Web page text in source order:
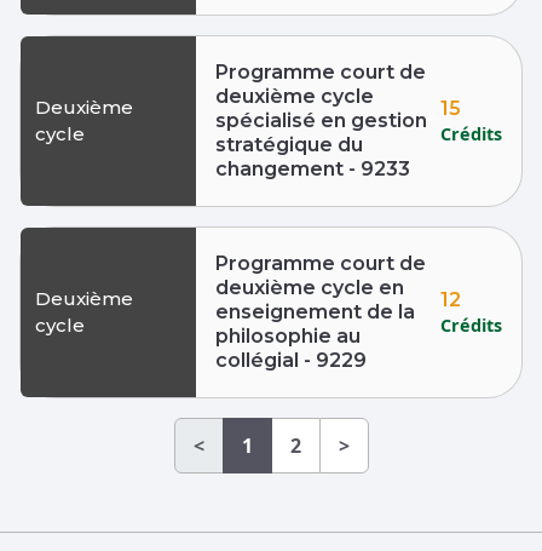
Deuxième
cycle
Programme court de
deuxième cycle
spécialisé en gestion
stratégique du
changement - 9233
15
Crédits
Deuxième
cycle
Programme court de
deuxième cycle en
enseignement de la
philosophie au
collégial - 9229
12
Crédits
< 1 2 >